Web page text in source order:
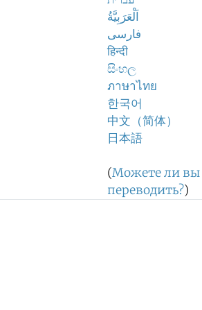
اَلْعَرَبِيَّةُ
فارسی
हिन्दी
සිංහල
ภาษาไทย
한국어
中文（简体）
日本語
(Можете ли вы
переводить?)